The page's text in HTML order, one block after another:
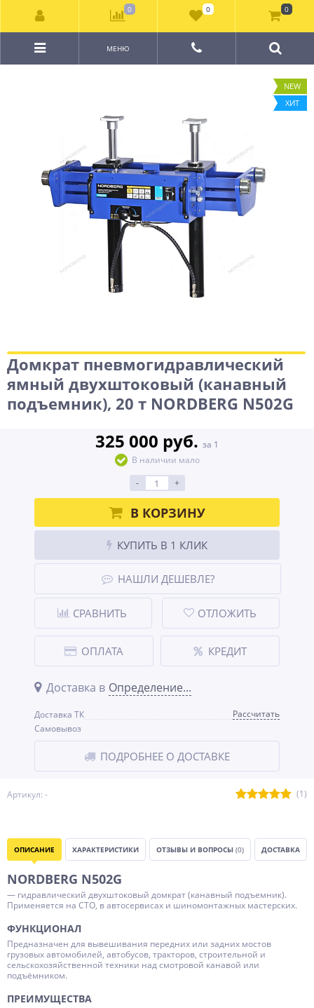
МЕНЮ
NEW
ХИТ
Домкрат пневмогидравлический
ямный двухштоковый (канавный
подъемник), 20 т NORDBERG N502G
Артикул: - (1)
325 000 руб. за 1
В наличии мало
-
+
В КОРЗИНУ
КУПИТЬ В 1 КЛИК
НАШЛИ ДЕШЕВЛЕ?
СРАВНИТЬ ОТЛОЖИТЬ
ОПЛАТА КРЕДИТ
Доставка в Определение...
Доставка ТК
Рассчитать
Самовывоз
ПОДРОБНЕЕ О ДОСТАВКЕ
ОПИСАНИЕ ХАРАКТЕРИСТИКИ ОТЗЫВЫ И ВОПРОСЫ (0) ДОСТАВКА
NORDBERG N502G
— гидравлический двухштоковый домкрат (канавный подъемник).
Применяется на СТО, в автосервисах и шиномонтажных мастерских.
ФУНКЦИОНАЛ
Предназначен для вывешивания передних или задних мостов
грузовых автомобилей, автобусов, тракторов, строительной и
сельскохозяйственной техники над смотровой канавой или
подъёмником.
ПРЕИМУЩЕСТВА
0 0 0